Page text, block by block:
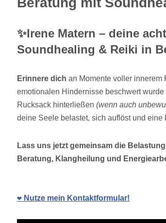
✨Irene Matern – deine
Soundhealing & Reiki in
Erinnere dich an Momente voller innerem
emotionalen Hindernisse beschwert
Rucksack hinterließen (wenn auch
deine Seele belastet, sich auflöst und eine
Lass uns jetzt gemeinsam die
Beratung, Klangheilung und
❤️ Nutze mein Kontaktformular!